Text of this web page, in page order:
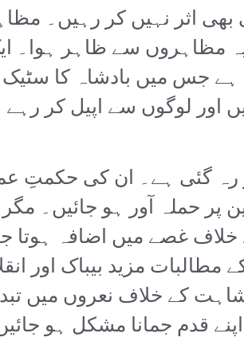
اثر نہیں کر رہیں۔
مظاہروں سے ظاہر ہوا۔
اور لوگوں سے اپیل کر
گئی ہے۔ ان کی حکمتِ
پر حملہ آور ہو جائیں۔
غصے میں اضافہ ہوتا
مطالبات مزید بیباک اور
کے خلاف نعروں میں
قدم جمانا مشکل ہو